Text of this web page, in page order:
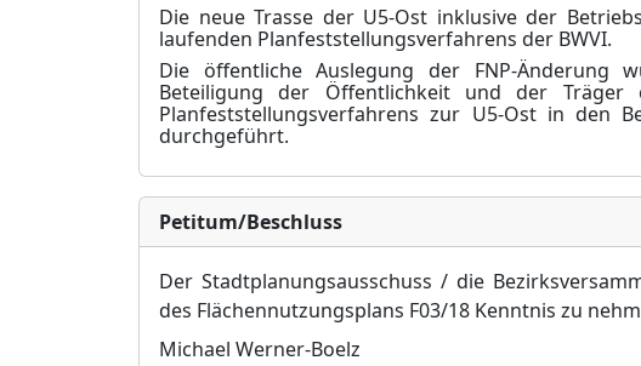
Die neue Trasse der U5-Ost inklusive der
laufenden Planfeststellungsverfahrens der BWVI.
Die öffentliche Auslegung der FNP-Änderung
Beteiligung der Öffentlichkeit und der Träger
Planfeststellungsverfahrens zur U5-Ost in den
durchgeführt.
Petitum/Beschluss
Der Stadtplanungsausschuss / die
des Flächennutzungsplans F03/18 Kenntnis zu
Michael Werner-Boelz